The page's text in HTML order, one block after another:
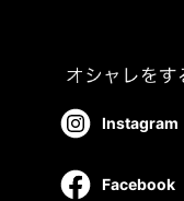
Instagram
Facebook